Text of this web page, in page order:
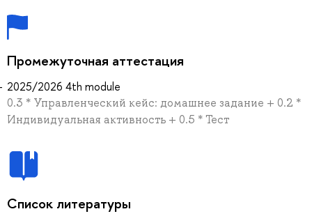
Промежуточная аттестация
2025/2026 4th module
0.3 * Управленческий кейс: домашнее задание + 0.2 *
Индивидуальная активность + 0.5 * Тест
Список литературы